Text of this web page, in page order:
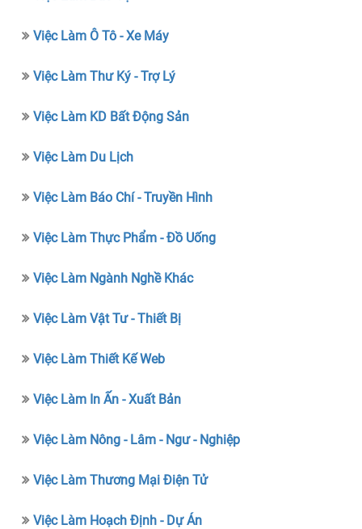
Việc Làm Ô Tô - Xe Máy
Việc Làm Thư Ký - Trợ Lý
Việc Làm KD Bất Động Sản
Việc Làm Du Lịch
Việc Làm Báo Chí - Truyền Hình
Việc Làm Thực Phẩm - Đồ Uống
Việc Làm Ngành Nghề Khác
Việc Làm Vật Tư - Thiết Bị
Việc Làm Thiết Kế Web
Việc Làm In Ấn - Xuất Bản
Việc Làm Nông - Lâm - Ngư - Nghiệp
Việc Làm Thương Mại Điện Tử
Việc Làm Hoạch Định - Dự Án